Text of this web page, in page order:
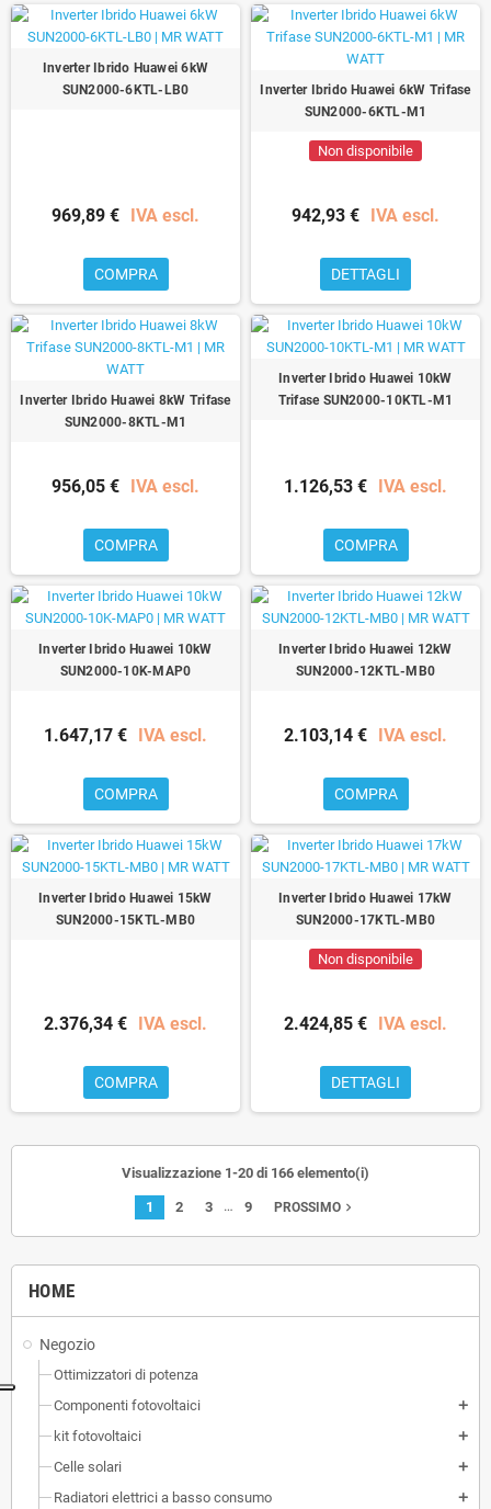
HOME
Negozio
Ottimizzatori di potenza
Componenti fotovoltaici
add
kit fotovoltaici add
Celle solari add
Radiatori elettrici a basso consumo add
Inverter Ibrido Huawei 6kW
SUN2000-6KTL-LB0
969,89 € IVA escl.
COMPRA
Inverter Ibrido Huawei 6kW Trifase
SUN2000-6KTL-M1
Non disponibile
942,93 € IVA escl.
DETTAGLI
Inverter Ibrido Huawei 8kW Trifase
SUN2000-8KTL-M1
956,05 € IVA escl.
COMPRA
Inverter Ibrido Huawei 10kW
Trifase SUN2000-10KTL-M1
1.126,53 € IVA escl.
COMPRA
Inverter Ibrido Huawei 10kW
SUN2000-10K-MAP0
1.647,17 € IVA escl.
COMPRA
Inverter Ibrido Huawei 12kW
SUN2000-12KTL-MB0
2.103,14 € IVA escl.
COMPRA
Inverter Ibrido Huawei 15kW
SUN2000-15KTL-MB0
2.376,34 € IVA escl.
COMPRA
Inverter Ibrido Huawei 17kW
SUN2000-17KTL-MB0
Non disponibile
2.424,85 € IVA escl.
DETTAGLI
Visualizzazione 1-20 di 166 elemento(i)
1 2 3 … 9 PROSSIMO navigate_next